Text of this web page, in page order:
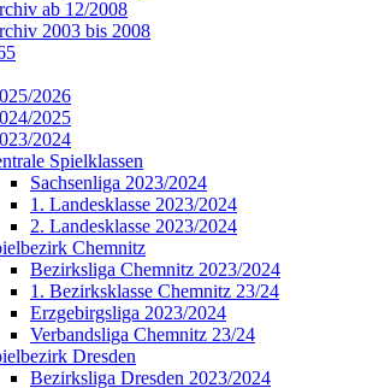
ab 12/2008
2003 bis 2008
2026
2025
2024
Spielklassen
Sachsenliga 2023/2024
1. Landesklasse 2023/2024
2. Landesklasse 2023/2024
Chemnitz
Bezirksliga Chemnitz 2023/2024
1. Bezirksklasse Chemnitz 23/24
Erzgebirgsliga 2023/2024
Verbandsliga Chemnitz 23/24
Dresden
Bezirksliga Dresden 2023/2024